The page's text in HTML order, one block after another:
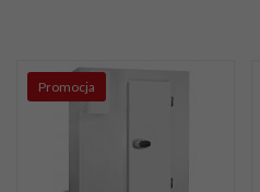
Promocja